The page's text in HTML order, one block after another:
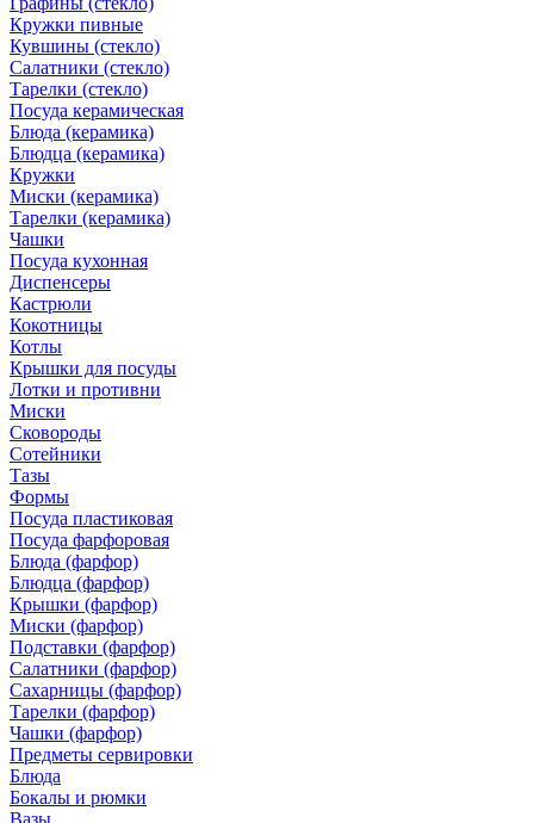
Кружки пивные
Кувшины (стекло)
Салатники (стекло)
Тарелки (стекло)
Посуда керамическая
Блюда (керамика)
Блюдца (керамика)
Кружки
Миски (керамика)
Тарелки (керамика)
Чашки
Посуда кухонная
Диспенсеры
Кастрюли
Кокотницы
Котлы
Крышки для посуды
Лотки и противни
Миски
Сковороды
Сотейники
Тазы
Формы
Посуда пластиковая
Посуда фарфоровая
Блюда (фарфор)
Блюдца (фарфор)
Крышки (фарфор)
Миски (фарфор)
Подставки (фарфор)
Салатники (фарфор)
Сахарницы (фарфор)
Тарелки (фарфор)
Чашки (фарфор)
Предметы сервировки
Блюда
Бокалы и рюмки
Вазы